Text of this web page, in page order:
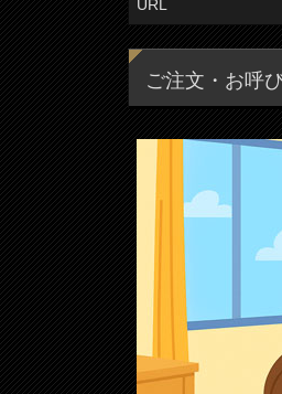
URL
ご注文・お呼